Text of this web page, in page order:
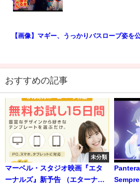
【画像】マギー、うっかりバスローブ姿を
おすすめの記事
未分類
マーベル・スタジオ映画『エタ
ーナルズ』新予告 （エターナル